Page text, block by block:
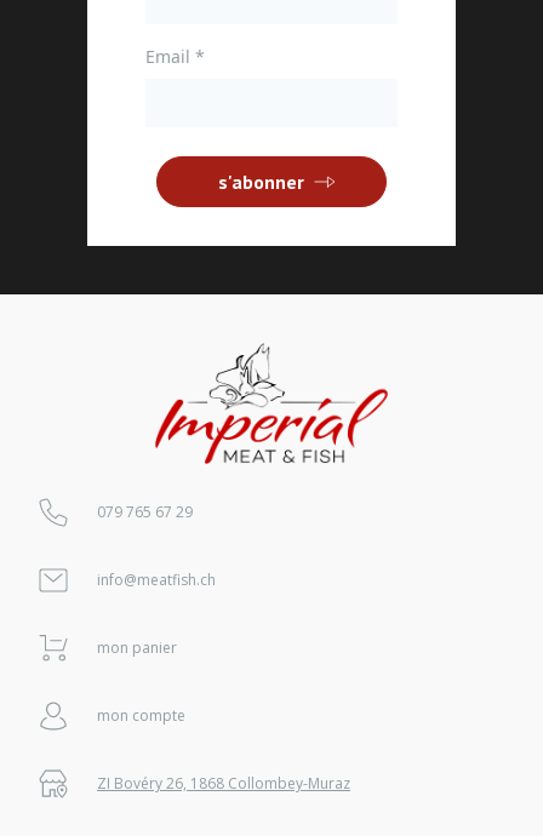
Email *
s'abonner
079 765 67 29
info@meatfish.ch
mon panier
mon compte
ZI Bovéry 26, 1868 Collombey-Muraz